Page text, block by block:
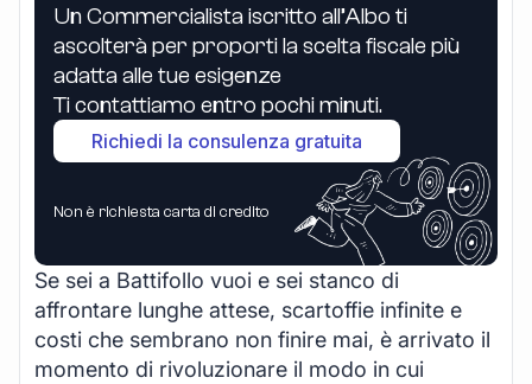
Un Commercialista iscritto all’Albo ti
ascolterà per proporti la scelta fiscale più
adatta alle tue esigenze
Ti contattiamo entro pochi minuti.
Richiedi la consulenza gratuita
Non è richiesta carta di credito
Se sei a Battifollo vuoi e sei stanco di
affrontare lunghe attese, scartoffie infinite e
costi che sembrano non finire mai, è arrivato il
momento di rivoluzionare il modo in cui